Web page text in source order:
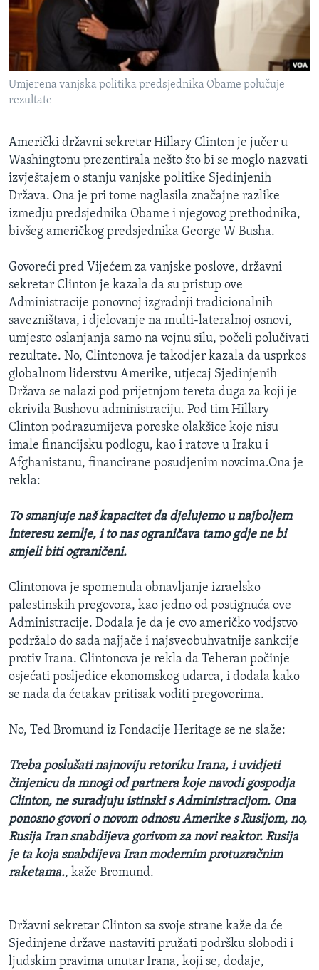
MAGAZIN
O GLASU AMERIKE
Learning English
Jezici
Umjerena vanjska politika predsjednika Obame polučuje
rezultate
Američki državni sekretar Hillary Clinton je jučer u
Washingtonu prezentirala nešto što bi se moglo nazvati
izvještajem o stanju vanjske politike Sjedinjenih
Država. Ona je pri tome naglasila značajne razlike
izmedju predsjednika Obame i njegovog prethodnika,
bivšeg američkog predsjednika George W Busha.
Govoreći pred Vijećem za vanjske poslove, državni
sekretar Clinton je kazala da su pristup ove
Administracije ponovnoj izgradnji tradicionalnih
savezništava, i djelovanje na multi-lateralnoj osnovi,
umjesto oslanjanja samo na vojnu silu, počeli polučivati
rezultate. No, Clintonova je takodjer kazala da usprkos
globalnom liderstvu Amerike, utjecaj Sjedinjenih
Država se nalazi pod prijetnjom tereta duga za koji je
okrivila Bushovu administraciju. Pod tim Hillary
Clinton podrazumijeva poreske olakšice koje nisu
imale financijsku podlogu, kao i ratove u Iraku i
Afghanistanu, financirane posudjenim novcima.Ona je
rekla:
To smanjuje naš kapacitet da djelujemo u najboljem
interesu zemlje, i to nas ograničava tamo gdje ne bi
smjeli biti ograničeni.
Clintonova je spomenula obnavljanje izraelsko
palestinskih pregovora, kao jedno od postignuća ove
Administracije. Dodala je da je ovo američko vodjstvo
podržalo do sada najjače i najsveobuhvatnije sankcije
protiv Irana. Clintonova je rekla da Teheran počinje
osjećati posljedice ekonomskog udarca, i dodala kako
se nada da ćetakav pritisak voditi pregovorima.
No, Ted Bromund iz Fondacije Heritage se ne slaže:
Treba poslušati najnoviju retoriku Irana, i uvidjeti
činjenicu da mnogi od partnera koje navodi gospodja
Clinton, ne suradjuju istinski s Administracijom. Ona
ponosno govori o novom odnosu Amerike s Rusijom, no,
Rusija Iran snabdijeva gorivom za novi reaktor. Rusija
je ta koja snabdijeva Iran modernim protuzračnim
raketama., kaže Bromund.
Državni sekretar Clinton sa svoje strane kaže da će
Sjedinjene države nastaviti pružati podršku slobodi i
ljudskim pravima unutar Irana, koji se, dodaje,